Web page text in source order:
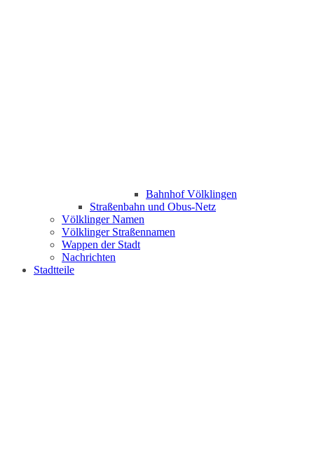
Bahnhof Völklingen
Straßenbahn und Obus-Netz
Völklinger Namen
Völklinger Straßennamen
Wappen der Stadt
Nachrichten
Stadtteile